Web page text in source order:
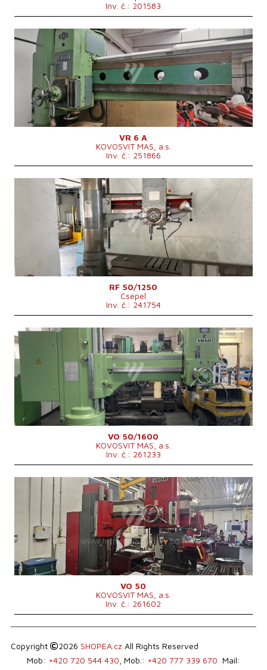
Inv. č.: 201583
Rok výroby:
0
Max. průměr vrtání
63 mm
Upínací kužel vřetena
MORSE 5 .
Max. svislé přenastavení ramena950 mm
Upínací plocha stolu
290 x 1080 mm
Rozměry d x š x v
3240x1300x3900 mm
Hmotnost stroje
5800 kg
Řídící systém
ne
VR 6 A
KOVOSVIT MAS, a.s.
Inv. č.: 251866
Rok výroby:
1981
Max. průměr vrtání
50 mm
Upínací kužel vřetena
Morse 4 .
Max. pohyb vřeteníku po rameni1250 mm
Otáčky vřetene
45 - 2000 /min.
Rozměry d x š x v
2190x950x2830 mm
Hmotnost stroje
3050 kg
Řídící systém
RF 50/1250
Csepel
Inv. č.: 241754
1999
Max. průměr vrtání
50 mm
Upínací kužel vřetena
.
Max. vzdálenost osy vřetene od sloupu1600 mm
Hmotnost stroje
4550 kg
Řídící systém
ne
VO 50/1600
KOVOSVIT MAS, a.s.
Inv. č.: 261233
Rok výroby:
1981
Max. průměr vrtání
50 mm
Upínací kužel vřetena
Morse 5 .
Max. svislé přenastavení ramena
875 mm
Max. vzdálenost osy vřetene od sloupu 1250 mm
Výkon hlavního elektromotoru
4 kW
Celkový příkon
6 kVA
Rozměry d x š x v
2750x1120x3271 mm
Hmotnost stroje
4550 kg
VO 50
KOVOSVIT MAS, a.s.
Inv. č.: 261602
Copyright 2026 SHOPEA.cz All Rights Reserved
Mob: +420 720 544 430 , Mob.: +420 777 339 670 Mail: